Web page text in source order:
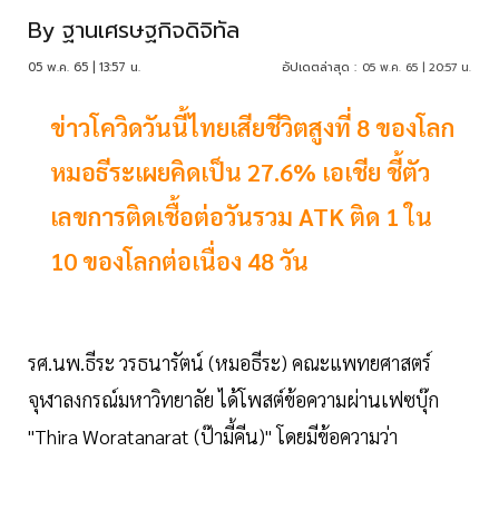
By ฐานเศรษฐกิจดิจิทัล
05 พ.ค. 65 | 13:57 น. อัปเดตล่าสุด : 05 พ.ค. 65 | 20:57 น.
ข่าวโควิดวันนี้ไทยเสียชีวิตสูงที่ 8 ของโลก
หมอธีระเผยคิดเป็น 27.6% เอเชีย ชี้ตัว
เลขการติดเชื้อต่อวันรวม ATK ติด 1 ใน
10 ของโลกต่อเนื่อง 48 วัน
รศ.นพ.ธีระ วรธนารัตน์ (หมอธีระ) คณะแพทยศาสตร์
จุฬาลงกรณ์มหาวิทยาลัย ได้โพสต์ข้อความผ่านเฟซบุ๊ก
"Thira Woratanarat (ป๊ามี้คีน)" โดยมีข้อความว่า